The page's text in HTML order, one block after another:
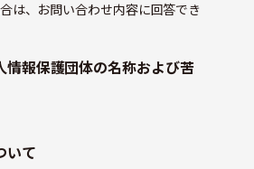
は、お問い合わせ内容に回答でき
情報保護団体の名称および苦
いて